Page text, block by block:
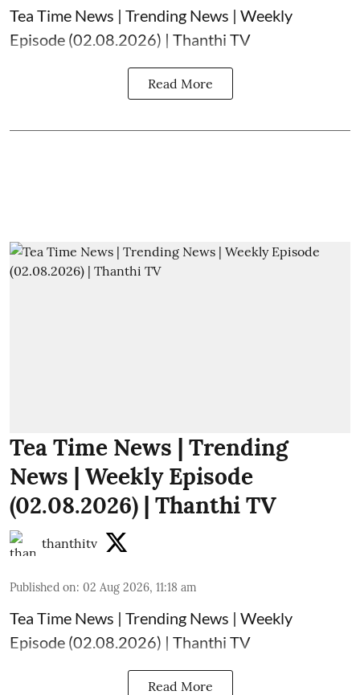
Tea Time News | Trending News | Weekly
Episode (02.08.2026) | Thanthi TV
Read More
Tea Time News | Trending
News | Weekly Episode
(02.08.2026) | Thanthi TV
thanthitv
Published on: 02 Aug 2026, 11:18 am
Tea Time News | Trending News | Weekly
Episode (02.08.2026) | Thanthi TV
Read More